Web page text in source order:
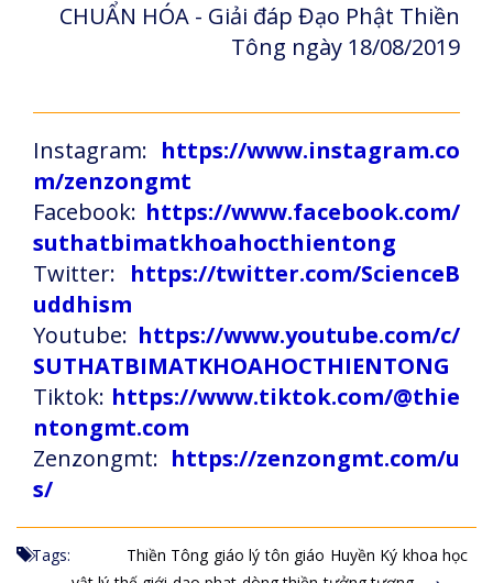
CHUẨN HÓA - Giải đáp Đạo Phật Thiền
Tông ngày 18/08/2019
Instagram: https://www.instagram.co
m/zenzongmt
Facebook: https://www.facebook.com/
suthatbimatkhoahocthientong
Twitter: https://twitter.com/ScienceB
uddhism
Youtube: https://www.youtube.com/c/
SUTHATBIMATKHOAHOCTHIENTONG
Tiktok: https://www.tiktok.com/@thie
ntongmt.com
Zenzongmt: https://zenzongmt.com/u
s/
Tags: Thiền Tông giáo lý tôn giáo Huyền Ký khoa học